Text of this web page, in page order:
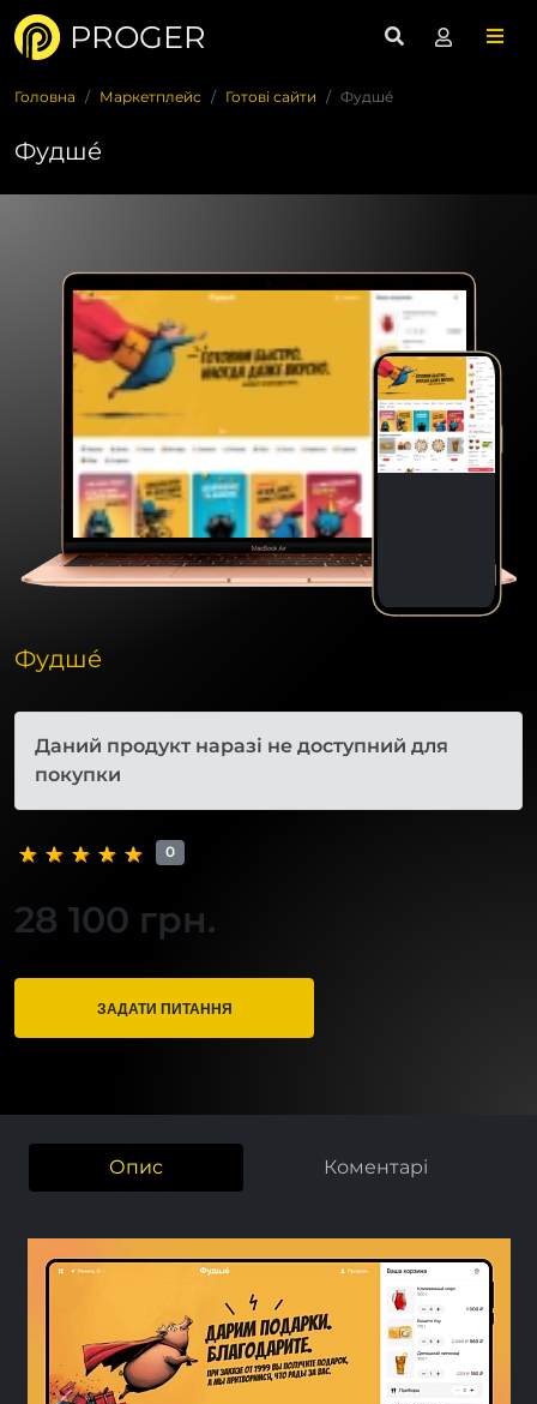
PROGER
Головна Маркетплейс Готові сайти Фудшé
Фудшé
Фудшé
Даний продукт наразі не доступний для
покупки
0
28 100 грн.
ЗАДАТИ ПИТАННЯ
Опис Коментарі